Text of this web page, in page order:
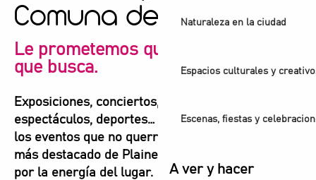
Naturaleza en la ciudad
Espacios culturales y
Escenas, fiestas y
A ver y hacer
Comuna de Plaine!
Le prometemos que encontrará lo
que busca.
Exposiciones, conciertos, festivales,
espectáculos, deportes… Aquí encontrará todos
los eventos que no querrá perderse para vivir lo
más destacado de Plaine Commune. Déjese llevar
por la energía del lugar.